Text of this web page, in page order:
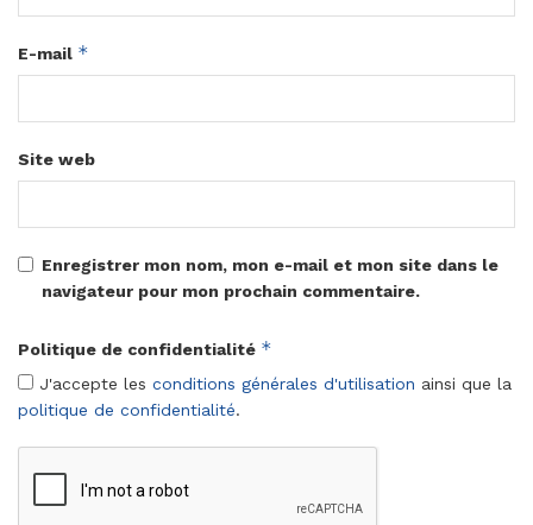
E-mail *
Site web
Enregistrer mon nom, mon e-mail et mon site dans le
navigateur pour mon prochain commentaire.
Politique de confidentialité *
J'accepte les conditions générales d'utilisation ainsi que la
politique de confidentialité.